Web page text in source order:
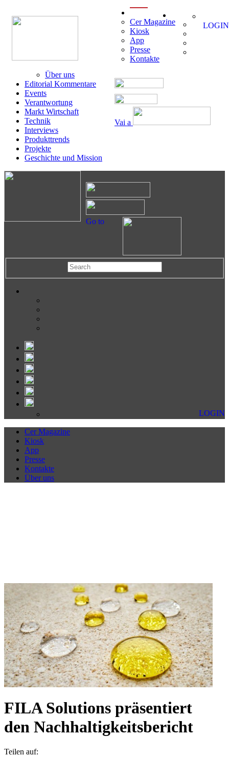
Vai a
Cer Magazine
Kiosk
App
Presse
Kontakte
Über uns
Editorial Kommentare
Events
Verantwortung
Markt Wirtschaft
Technik
Interviews
Produkttrends
Projekte
Geschichte und Mission
LOGIN
Go to
LOGIN
Cer Magazine
Kiosk
App
Presse
Kontakte
Über uns
FILA Solutions präsentiert
den Nachhaltigkeitsbericht
Teilen auf: